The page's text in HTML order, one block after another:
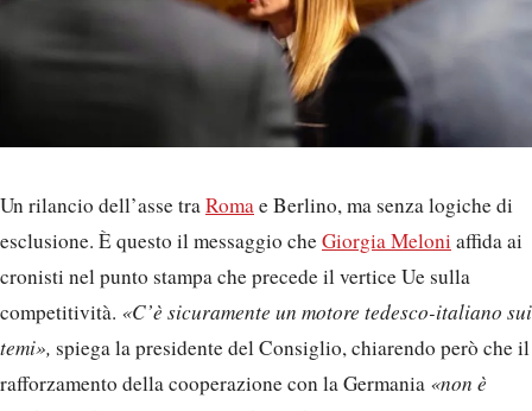
Un rilancio dell’asse traRomae Berlino, ma senza logiche di
esclusione. È questo il messaggio cheGiorgia Meloni affida ai
cronisti nel punto stampa che precede il vertice Ue sulla
competitività. «C’è sicuramente un motore tedesco-italiano sui
temi», spiega la presidente del Consiglio, chiarendo però che il
rafforzamento della cooperazione con la Germania «non è